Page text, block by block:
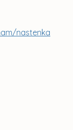
nastenka